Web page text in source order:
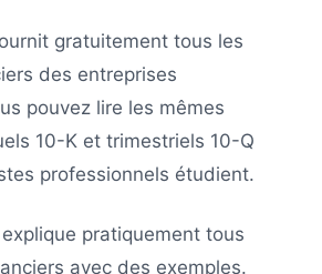
gratuitement tous les
des entreprises
pouvez lire les mêmes
10-K et trimestriels 10-Q
professionnels étudient.
explique pratiquement tous
avec des exemples.